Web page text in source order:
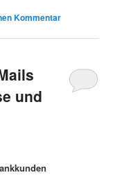
Kommentar
und